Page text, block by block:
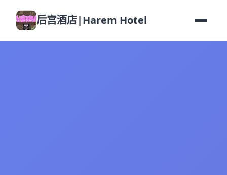
后宫酒店|Harem Hotel